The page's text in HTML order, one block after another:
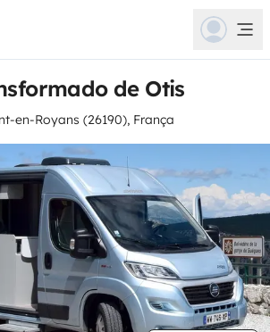
de Otis
en-Royans (26190), França